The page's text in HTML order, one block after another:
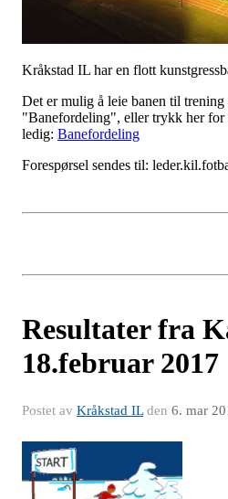
Kråkstad IL har en flott
Det er mulig å leie banen til trening
"Banefordeling", eller trykk her for
ledig: Banefordeling
Forespørsel sendes til:
Resultater fra
18.februar 2017
Postet av Kråkstad ILden 6. mar